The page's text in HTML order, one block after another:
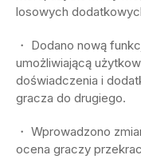
losowych
・ Dodano nową
umożliwiającą
doświadczenia i
gracza do drugiego.
・ Wprowadzono
ocena graczy